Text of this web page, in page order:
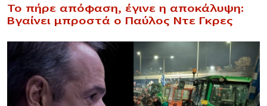
Το πήρε απόφαση, έγινε η αποκάλυψη:
Βγαίνει μπροστά ο Παύλος Ντε Γκρες